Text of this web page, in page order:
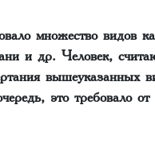
множество видов
и др. Человек,
вышеуказанных
это требовало